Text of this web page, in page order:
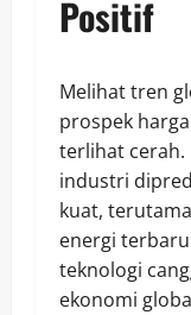
Positif
Melihat tren
prospek
terlihat cerah.
industri
kuat,
energi
teknologi
ekonomi